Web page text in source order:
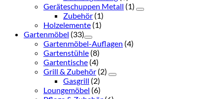
Geräteschuppen Metall (1)
Zubehör (1)
Holzelemente (1)
Gartenmöbel (33)
Gartenmöbel-Auflagen (4)
Gartenstühle (8)
Gartentische (4)
Grill & Zubehör (2)
Gasgrill (2)
Loungemöbel (6)